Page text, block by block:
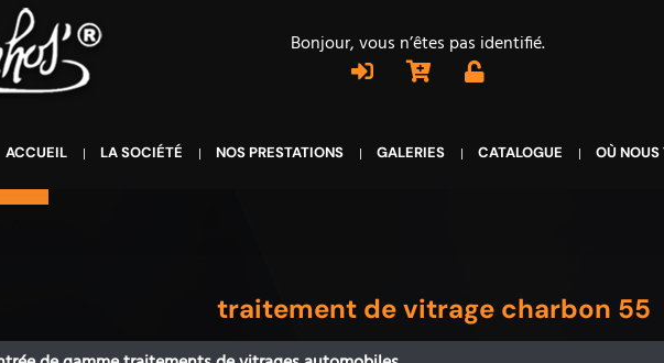
Bonjour, vous n’êtes pas identifié.
ACCUEIL LA SOCIÉTÉ NOS PRESTATIONS GALERIES CATALOGUE OÙ NOUS
traitement de vitrage charbon 55